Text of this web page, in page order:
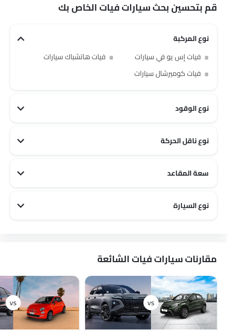
قم بتحسين بحث سيارات فيات الخاص بك
نوع المركبة
فيات إس يو في سيارات
فيات هاتشباك سيارات
فيات كوميرشال سيارات
نوع الوقود
نوع ناقل الحركة
سعة المقاعد
نوع السيارة
مقارنات سيارات فيات الشائعة